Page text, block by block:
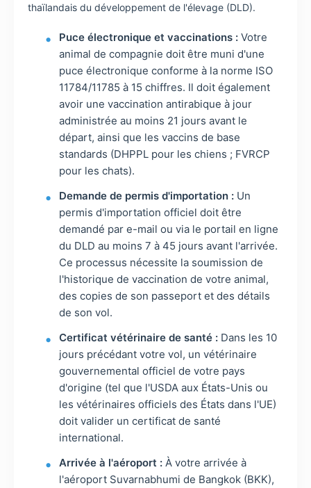
thaïlandais du développement de l'élevage (DLD).
Puce électronique et vaccinations : Votre
animal de compagnie doit être muni d'une
puce électronique conforme à la norme ISO
11784/11785 à 15 chiffres. Il doit également
avoir une vaccination antirabique à jour
administrée au moins 21 jours avant le
départ, ainsi que les vaccins de base
standards (DHPPL pour les chiens ; FVRCP
pour les chats).
Demande de permis d'importation : Un
permis d'importation officiel doit être
demandé par e-mail ou via le portail en ligne
du DLD au moins 7 à 45 jours avant l'arrivée.
Ce processus nécessite la soumission de
l'historique de vaccination de votre animal,
des copies de son passeport et des détails
de son vol.
Certificat vétérinaire de santé : Dans les 10
jours précédant votre vol, un vétérinaire
gouvernemental officiel de votre pays
d'origine (tel que l'USDA aux États-Unis ou
les vétérinaires officiels des États dans l'UE)
doit valider un certificat de santé
international.
Arrivée à l'aéroport : À votre arrivée à
l'aéroport Suvarnabhumi de Bangkok (BKK),